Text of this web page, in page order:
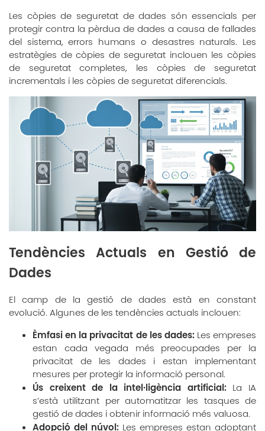
Les còpies de seguretat de dades són essencials per
protegir contra la pèrdua de dades a causa de fallades
del sistema, errors humans o desastres naturals. Les
estratègies de còpies de seguretat inclouen les còpies
de seguretat completes, les còpies de seguretat
incrementals i les còpies de seguretat diferencials.
Tendències Actuals en Gestió de
Dades
El camp de la gestió de dades està en constant
evolució. Algunes de les tendències actuals inclouen:
Èmfasi en la privacitat de les dades:Les empreses
estan cada vegada més preocupades per la
privacitat de les dades i estan implementant
mesures per protegir la informació personal.
Ús creixent de la intel·ligència artificial:La IA
s’està utilitzant per automatitzar les tasques de
gestió de dades i obtenir informació més valuosa.
Adopció del núvol: Les empreses estan adoptant